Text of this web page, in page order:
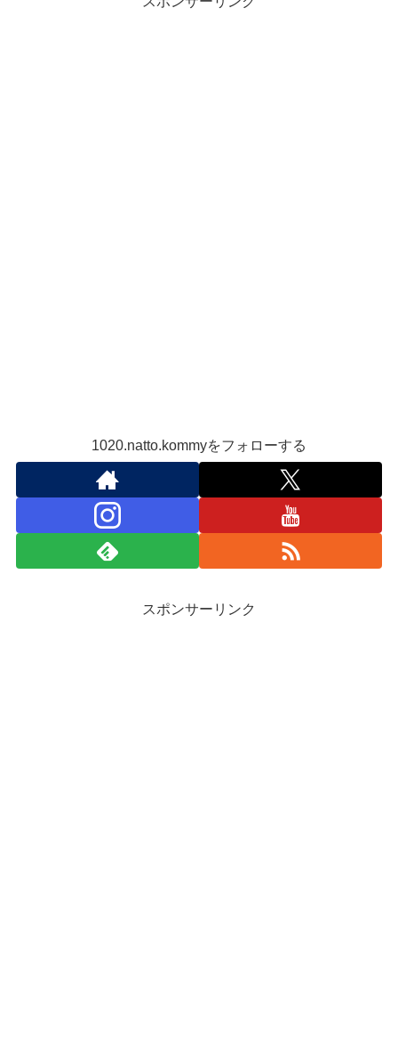
1020.natto.kommyをフォローする
スポンサーリンク